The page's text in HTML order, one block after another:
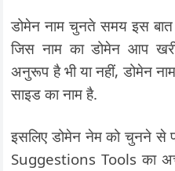
डोमेन नाम चुनते समय इस
जिस नाम का डोमेन आप
अनुरूप है भी या नहीं, डोमेन
साइड का नाम है.
इसलिए डोमेन नेम को चुनने से
Suggestions Tools का